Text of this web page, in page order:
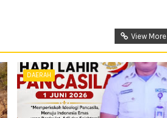
View More
DAERAH